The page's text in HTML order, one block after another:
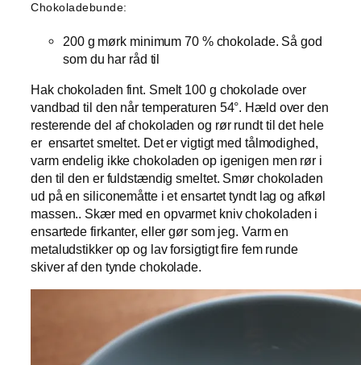
Chokoladebunde:
200 g mørk minimum 70 % chokolade. Så god
som du har råd til
Hak chokoladen fint. Smelt 100 g chokolade over
vandbad til den når temperaturen 54°. Hæld over den
resterende del af chokoladen og rør rundt til det hele
er ensartet smeltet. Det er vigtigt med tålmodighed,
varm endelig ikke chokoladen op igenigen men rør i
den til den er fuldstændig smeltet. Smør chokoladen
ud på en siliconemåtte i et ensartet tyndt lag og afkøl
massen.. Skær med en opvarmet kniv chokoladen i
ensartede firkanter, eller gør som jeg. Varm en
metaludstikker op og lav forsigtigt fire fem runde
skiver af den tynde chokolade.